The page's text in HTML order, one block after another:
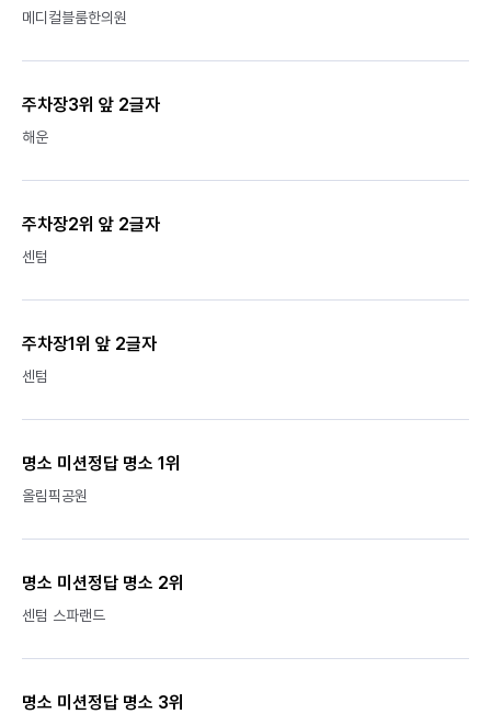
메디컬블룸한의원
주차장3위 앞 2글자
해운
주차장2위 앞 2글자
센텀
주차장1위 앞 2글자
센텀
명소 미션정답 명소 1위
올림픽공원
명소 미션정답 명소 2위
센텀 스파랜드
명소 미션정답 명소 3위